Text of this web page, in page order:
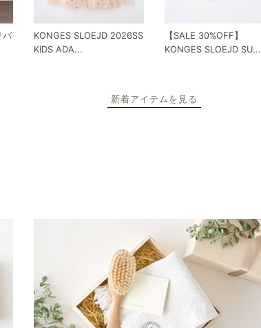
バ
KONGES SLOEJD 2026SS
KIDS ADA...
【SALE 30%OFF】
KONGES SLOEJD SU...
新着アイテムを見る